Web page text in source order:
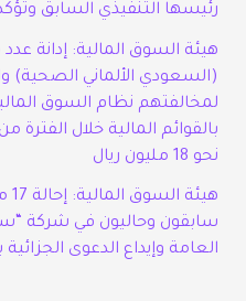
رئيسها التنفيذي السابق
هيئة السوق المالية: إدانة
(السعودي الألماني الصحية)
لمخالفتهم نظام السوق
نحو 18 مليون ريال
سابقون وحاليون في شركة
العامة وإيداع الدعوى